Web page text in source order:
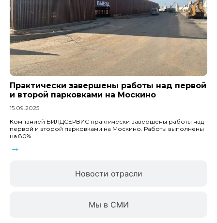
Новости отрасли
Мы в СМИ
Практически завершены работы над первой
и второй парковками на Москино
15.09.2025
Компанией БИЛДСЕРВИС практически завершены работы над
первой и второй парковками на Москино. Работы выполнены
на 80%.
→